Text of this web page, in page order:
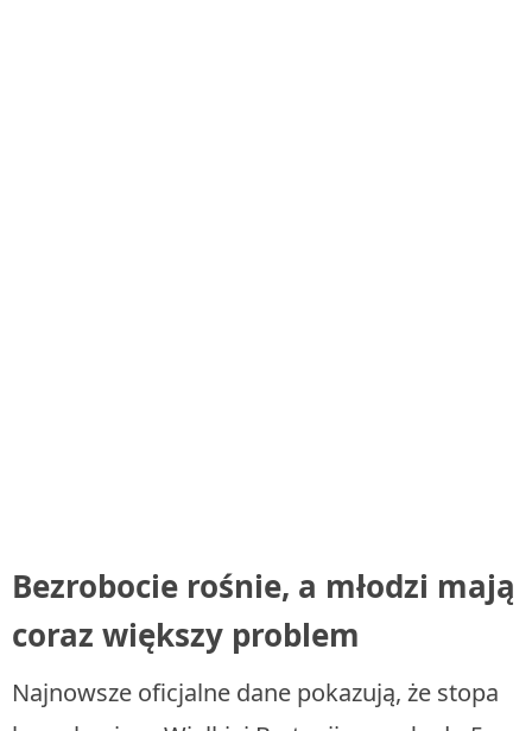
Bezrobocie rośnie, a młodzi mają
coraz większy problem
Najnowsze oficjalne dane pokazują, że stopa